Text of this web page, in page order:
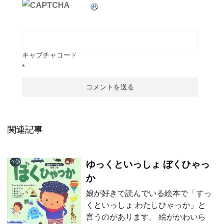
キャプチャコード
*
関連記事
ゆっくといっしょ ぼくひゃっ
か
娘が好きで読んでいる絵本で「すっ
くといっしょ わたしひゃっか」と
言うのがあります。 絵がかわいら